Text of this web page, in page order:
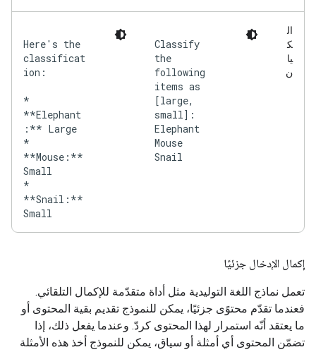
ال
ك
يا
ن
Classify
the
following
items as
[large,
small]:
Elephant
Mouse
Snail
Here's the
classificat
ion:
*
**Elephant
:** Large
*
**Mouse:**
Small
*
**Snail:**
إكمال الإدخال جزئيًا
تعمل نماذج اللغة التوليدية مثل أداة متقدّمة للإكمال التلقائي.
فعندما تقدّم محتوًى جزئيًا، يمكن للنموذج تقديم بقية المحتوى أو
ما يعتقد أنّه استمرار لهذا المحتوى كردّ. وعندما يفعل ذلك، إذا
تضمّن المحتوى أي أمثلة أو سياق، يمكن للنموذج أخذ هذه الأمثلة